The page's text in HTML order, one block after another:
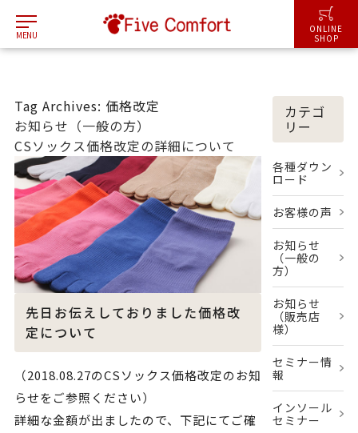
MENU
ONLINE
SHOP
Tag Archives: 価格改定
お知らせ（一般の方）
CSソックス価格改定の詳細について
先日お伝えしておりました価格改
定について
（2018.08.27のCSソックス価格改定のお知
らせをご参照ください）
詳細な金額が出ましたので、下記にてご確
カテゴ
リー
各種ダウン
ロード
お客様の声
お知らせ
（一般の
方）
お知らせ
（販売店
様）
セミナー情
報
インソール
セミナー